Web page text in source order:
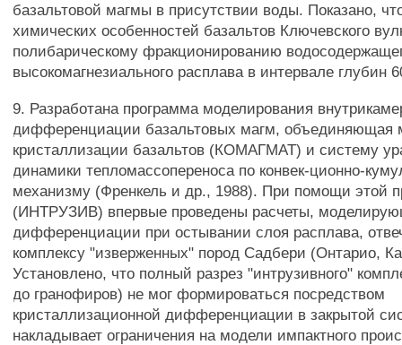
базальтовой магмы в присутствии воды. Показано,
химических особенностей базальтов Ключевского
полибарическому фракционированию
высокомагнезиального расплава в интервале глубин
9. Разработана программа моделирования
дифференциации базальтовых магм, объединяющая
кристаллизации базальтов (КОМАГМАТ) и систему
динамики тепломассопереноса по конвек-ционно-
механизму (Френкель и др., 1988). При помощи этой
(ИНТРУЗИВ) впервые проведены расчеты,
дифференциации при остывании слоя расплава,
комплексу "изверженных" пород Садбери (Онтарио,
Установлено, что полный разрез "интрузивного"
до гранофиров) не мог формироваться посредством
кристаллизационной дифференциации в закрытой
накладывает ограничения на модели импактного